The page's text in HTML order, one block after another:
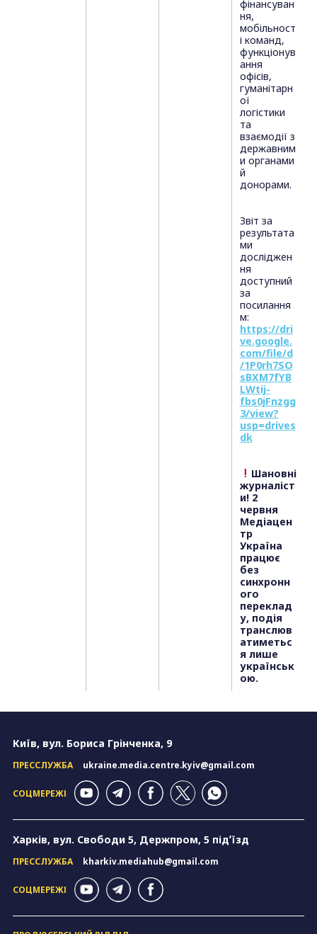
фінансуван
ня,
мобільност
і команд,
функціонув
ання
офісів,
гуманітарн
ої
логістики
та
взаємодії з
державним
и органами
й
донорами.
Звіт за
результата
ми
досліджен
ня
доступний
за
посилання
м:
https://dri
ve.google.
com/file/d
/1P0rh7SO
sBXM7fYB
LWtij-
fbs0jFnzgg
3/view?
usp=drives
dk
Шановні
журналіст
и! 2
червня
Медіацен
тр
Україна
працює
без
синхронн
ого
переклад
у, подія
транслюв
атиметьс
я лише
українськ
ою.
Київ, вул. Бориса Грінченка, 9
ПРЕССЛУЖБА ukraine.media.centre.kyiv@gmail.com
СОЦМЕРЕЖІ
Харків, вул. Свободи 5, Держпром, 5 підʼїзд
ПРЕССЛУЖБА kharkiv.mediahub@gmail.com
СОЦМЕРЕЖІ